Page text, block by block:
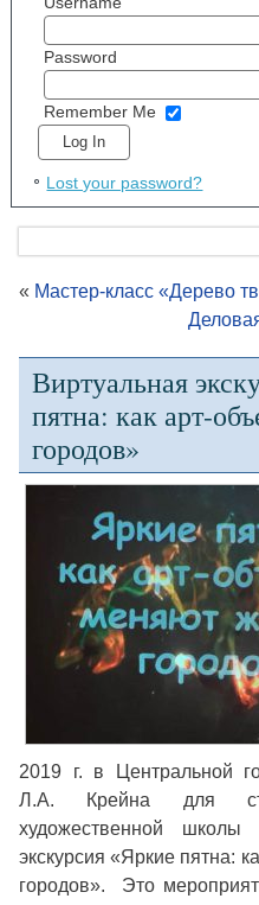
Password
Remember Me
Lost your password?
« Мастер-класс «Дерево
Виртуальная
пятна: как арт-
городов»
2019 г. в Центральной
Л.А. Крейна для
художественной школы
экскурсия «Яркие пятна:
городов». Это